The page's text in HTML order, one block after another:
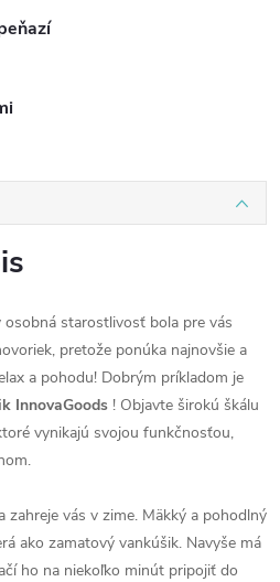
osobná starostlivosť bola pre vás
pretože ponúka najnovšie a
a pohodu! Dobrým príkladom je
InnovaGoods ! Objavte širokú škálu
vynikajú svojou funkčnosťou,
zahreje vás v zime. Mäkký a pohodlný
ako zamatový vankúšik. Navyše má
ho na niekoľko minút pripojiť do